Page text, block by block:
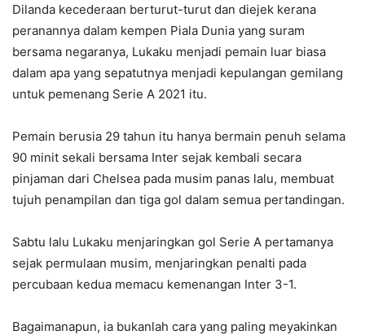
Dilanda kecederaan berturut-turut dan diejek kerana
peranannya dalam kempen Piala Dunia yang suram
bersama negaranya, Lukaku menjadi pemain luar biasa
dalam apa yang sepatutnya menjadi kepulangan gemilang
untuk pemenang Serie A 2021 itu.
Pemain berusia 29 tahun itu hanya bermain penuh selama
90 minit sekali bersama Inter sejak kembali secara
pinjaman dari Chelsea pada musim panas lalu, membuat
tujuh penampilan dan tiga gol dalam semua pertandingan.
Sabtu lalu Lukaku menjaringkan gol Serie A pertamanya
sejak permulaan musim, menjaringkan penalti pada
percubaan kedua memacu kemenangan Inter 3-1.
Bagaimanapun, ia bukanlah cara yang paling meyakinkan